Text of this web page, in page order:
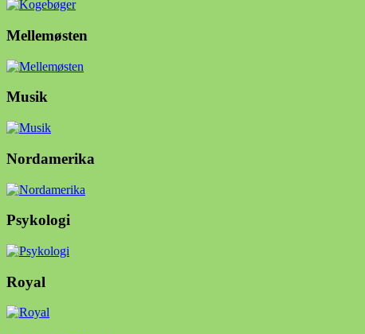
Mellemøsten
Musik
Nordamerika
Psykologi
Royal